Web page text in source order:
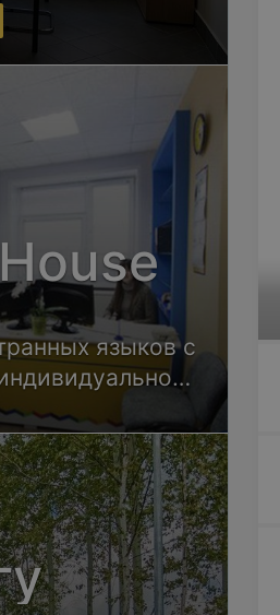
языков с
материалами